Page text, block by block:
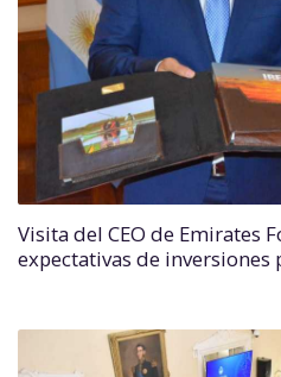
Visita del CEO de Emirates
expectativas de inversiones